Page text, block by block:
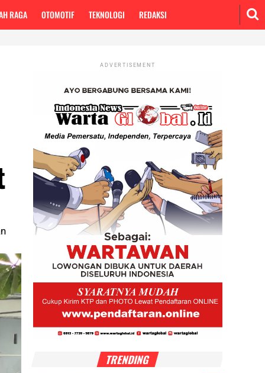
RAGA OTOMOTIF TEKNOLOGI REDAKSI
ADVERTISEMENT
TRENDING